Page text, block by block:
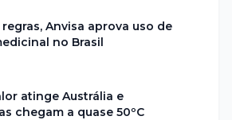
Anvisa aprova uso de
no Brasil
atinge Austrália e
chegam a quase 50ºC